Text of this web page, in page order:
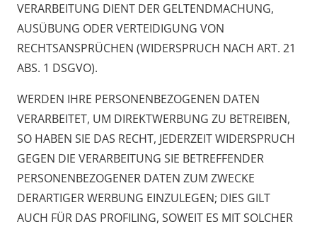
VERARBEITUNG DIENT DER GELTENDMACHUNG,
AUSÜBUNG ODER VERTEIDIGUNG VON
RECHTSANSPRÜCHEN (WIDERSPRUCH NACH ART. 21
ABS. 1 DSGVO).
WERDEN IHRE PERSONENBEZOGENEN DATEN
VERARBEITET, UM DIREKTWERBUNG ZU BETREIBEN,
SO HABEN SIE DAS RECHT, JEDERZEIT WIDERSPRUCH
GEGEN DIE VERARBEITUNG SIE BETREFFENDER
PERSONENBEZOGENER DATEN ZUM ZWECKE
DERARTIGER WERBUNG EINZULEGEN; DIES GILT
AUCH FÜR DAS PROFILING, SOWEIT ES MIT SOLCHER